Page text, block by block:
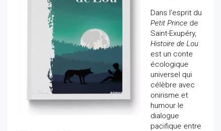
Dans l’esprit du
Petit Prince de
Saint-Exupéry,
Histoire de Lou
est un conte
écologique
universel qui
célèbre avec
onirisme et
humour le
dialogue
pacifique entre